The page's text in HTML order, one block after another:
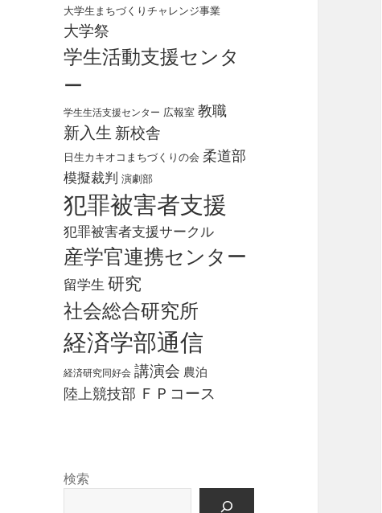
大学生まちづくりチャレンジ事業
大学祭
学生活動支援センタ
ー
学生生活支援センター 広報室 教職
新入生 新校舎
日生カキオコまちづくりの会 柔道部
模擬裁判 演劇部
犯罪被害者支援
犯罪被害者支援サークル
産学官連携センター
留学生 研究
社会総合研究所
経済学部通信
経済研究同好会 講演会 農泊
陸上競技部 ＦＰコース
検索